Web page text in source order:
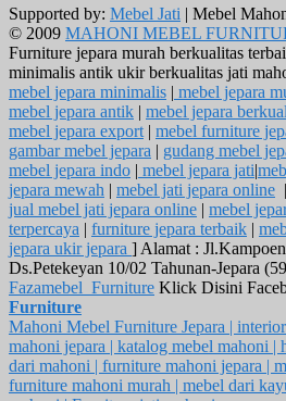
Supported by: Mebel Jati | Mebel
© 2009 MAHONI MEBEL
Furniture jepara murah berkualitas
minimalis antik ukir berkualitas jati
mebel jepara minimalis | mebel jepara
mebel jepara antik | mebel jepara
mebel jepara export | mebel furniture
gambar mebel jepara | gudang mebel
mebel jepara indo | mebel jepara jati|
jepara mewah | mebel jati jepara online |
jual mebel jati jepara online | mebel
terpercaya | furniture jepara terbaik |
jepara ukir jepara ] Alamat :
Ds.Petekeyan 10/02 Tahunan-Jepara
Fazamebel_Furniture Klick Disini
Furniture
Mahoni Mebel Furniture Jepara |
mahoni jepara | katalog mebel mahoni |
dari mahoni | furniture mahoni jepara |
furniture mahoni murah | mebel dari